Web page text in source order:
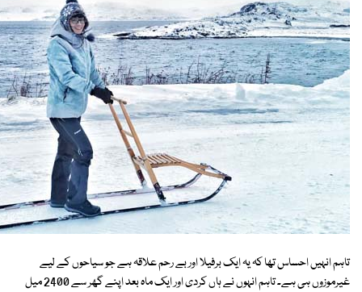
تاہم انہیں احساس تھا کہ یہ ایک برفیلا اور بے رحم علاقہ ہے جو سیاحوں کے لیے
غیرموزوں ہی ہے۔ تاہم انہوں نے ہاں کردی اور ایک ماہ بعد اپنے گھر سے 2400 میل